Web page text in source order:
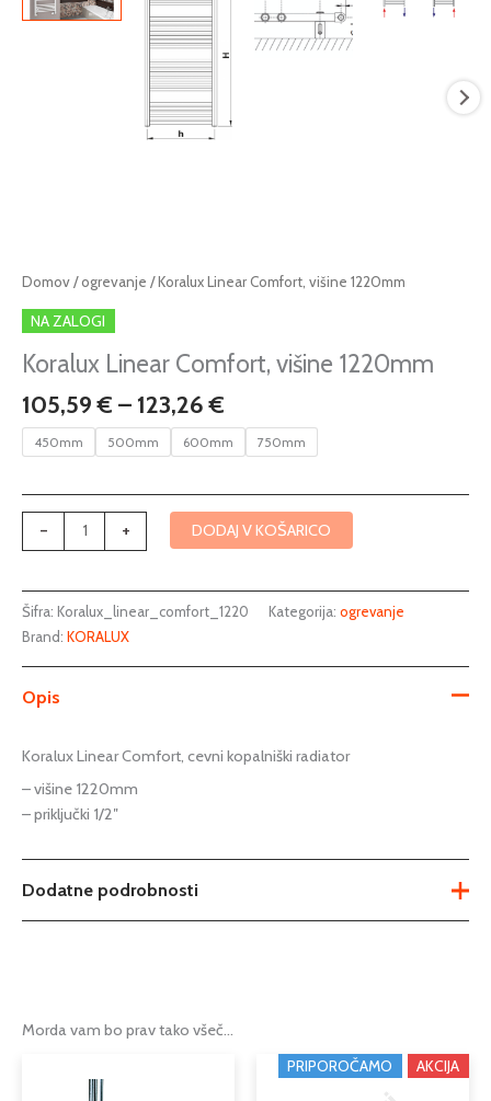
Domov/ogrevanje / Koralux Linear Comfort, višine 1220mm
NA ZALOGI
Koralux Linear Comfort, višine 1220mm
105,59€ – 123,26€
Cenovni
105,59 €
do
450mm 500mm 600mm 750mm
-
Koralux
Linear
Comfort,
višine
količina
+ DODAJ V KOŠARICO
Šifra: Koralux_linear_comfort_1220 Kategorija: ogrevanje
Brand: KORALUX
Opis
Koralux Linear Comfort, cevni kopalniški radiator
– višine 1220mm
– priključki 1/2″
Dodatne podrobnosti
750mm
kopalniški radiator
Morda vam bo prav tako všeč…
PRIPOROČAMO AKCIJA
Cenovni
Ta